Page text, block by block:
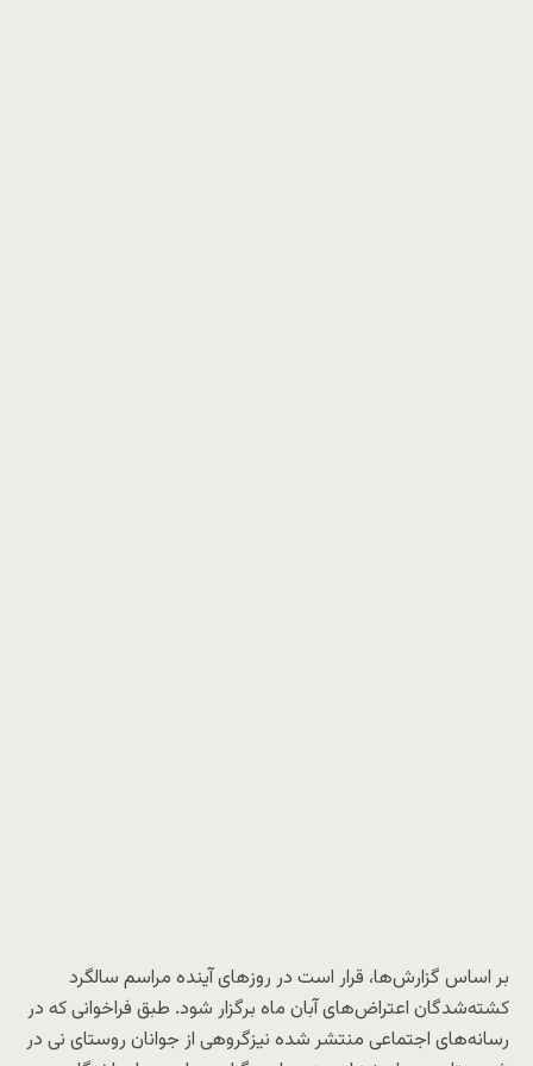
بر اساس گزارش‌ها، قرار است در روزهای آینده مراسم سالگرد
کشته‌شدگان اعتراض‌های آبان ماه برگزار شود. طبق فراخوانی که در
رسانه‌های اجتماعی منتشر شده نیزگروهی از جوانان روستای نی در